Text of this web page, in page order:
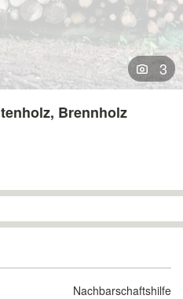
3
Brennholz
Nachbarschaftshilfe